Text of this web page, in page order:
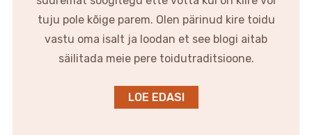
tuju pole kõige parem. Olen pärinud kire toidu
vastu oma isalt ja loodan et see blogi aitab
säilitada meie pere toidutraditsioone.
LOE EDASI